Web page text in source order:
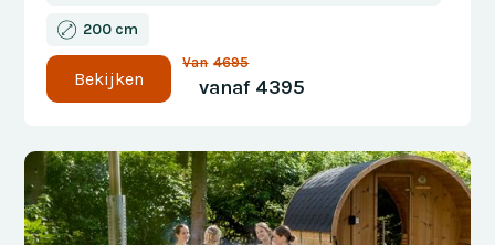
200 cm
Bekijken
Van 4695
vanaf 4395